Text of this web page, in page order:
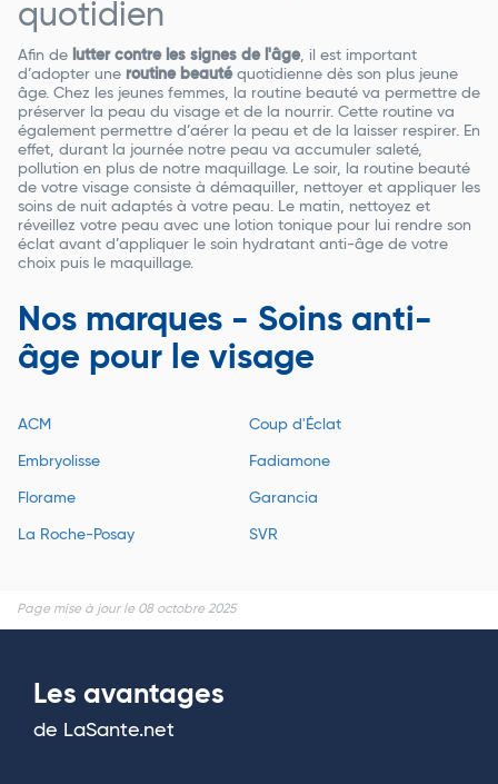
quotidien
Afin de lutter contre les signes de l'âge, il est important
d’adopter une routine beautéquotidienne dès son plus jeune
âge. Chez les jeunes femmes, la routine beauté va permettre de
préserver la peau du visage et de la nourrir. Cette routine va
également permettre d’aérer la peau et de la laisser respirer. En
effet, durant la journée notre peau va accumuler saleté,
pollution en plus de notre maquillage. Le soir, la routine beauté
de votre visage consiste à démaquiller, nettoyer et appliquer les
soins de nuit adaptés à votre peau. Le matin, nettoyez et
réveillez votre peau avec une lotion tonique pour lui rendre son
éclat avant d’appliquer le soin hydratant anti-âge de votre
choix puis le maquillage.
Nos marques - Soins anti-
âge pour le visage
ACM Coup d'Éclat
Embryolisse Fadiamone
Florame Garancia
La Roche-Posay SVR
Page mise à jour le 08 octobre 2025
Les avantages
de LaSante.net